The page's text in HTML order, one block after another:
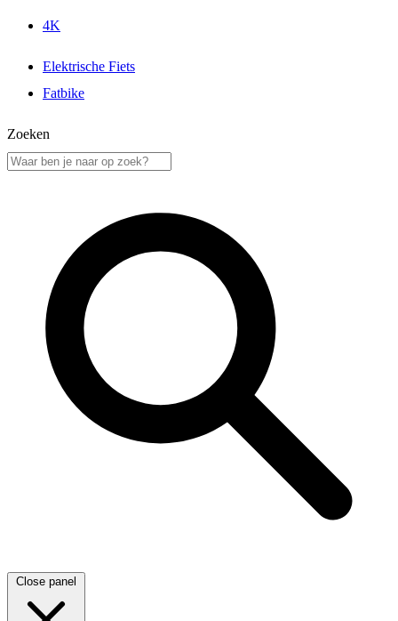
4K
Elektrische Fiets
Fatbike
Zoeken
Close panel